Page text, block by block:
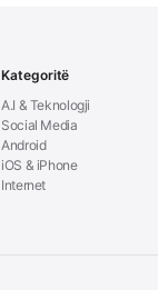
Kategoritë
A.I & Teknologji
Social Media
Android
iOS & iPhone
Internet